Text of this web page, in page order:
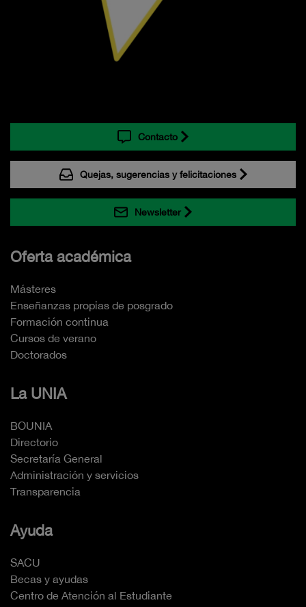
Contacto
Quejas, sugerencias y felicitaciones
Newsletter
Oferta académica
Másteres
Enseñanzas propias de posgrado
Formación continua
Cursos de verano
Doctorados
La UNIA
BOUNIA
Directorio
Secretaría General
Administración y servicios
Transparencia
Ayuda
SACU
Becas y ayudas
Centro de Atención al Estudiante